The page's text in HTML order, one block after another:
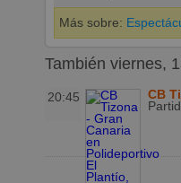
Más sobre:
También viernes,
20:45
CB